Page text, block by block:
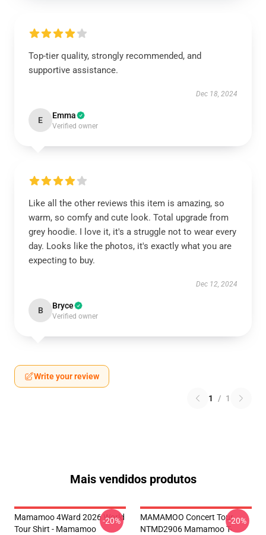
Top-tier quality, strongly recommended, and
supportive assistance.
Dec 18, 2024
E Emma
Verified owner
Like all the other reviews this item is amazing, so
warm, so comfy and cute look. Total upgrade from
grey hoodie. I love it, it's a struggle not to wear every
day. Looks like the photos, it's exactly what you are
expecting to buy.
Dec 12, 2024
B Bryce
Verified owner
Write your review
1 / 1
Mais vendidos produtos
Mamamoo 4Ward 2026 World
Tour Shirt - Mamamoo
-20%
MAMAMOO Concert Tour
NTMD2906 Mamamoo T-
-20%